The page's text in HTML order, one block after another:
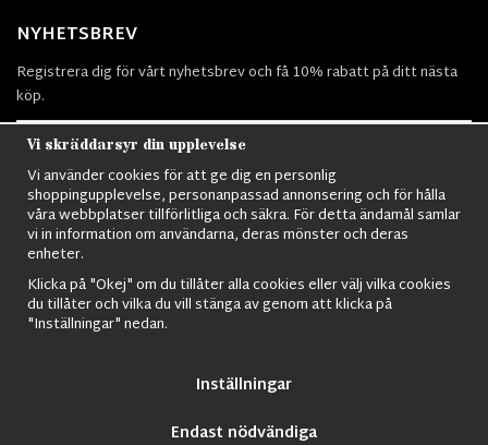
NYHETSBREV
Registrera dig för vårt nyhetsbrev och få 10% rabatt på ditt nästa
köp.
Prenumerera
Nordens största utbud avMilitärkläder,M90 kläder,Militärtöverskott,
Militärutrustning
Vintage Army kläder,Sjömanskläder
mycket mer..
Vi skräddarsyr din upplevelse
Vi använder cookies för att ge dig en personlig
shoppingupplevelse, personanpassad annonsering och för hålla
våra webbplatser tillförlitliga och säkra. För detta ändamål samlar
vi in information om användarna, deras mönster och deras
enheter.
Klicka på "Okej" om du tillåter alla cookies eller välj vilka cookies
du tillåter och vilka du vill stänga av genom att klicka på
"Inställningar" nedan.
Inställningar
Endast nödvändiga